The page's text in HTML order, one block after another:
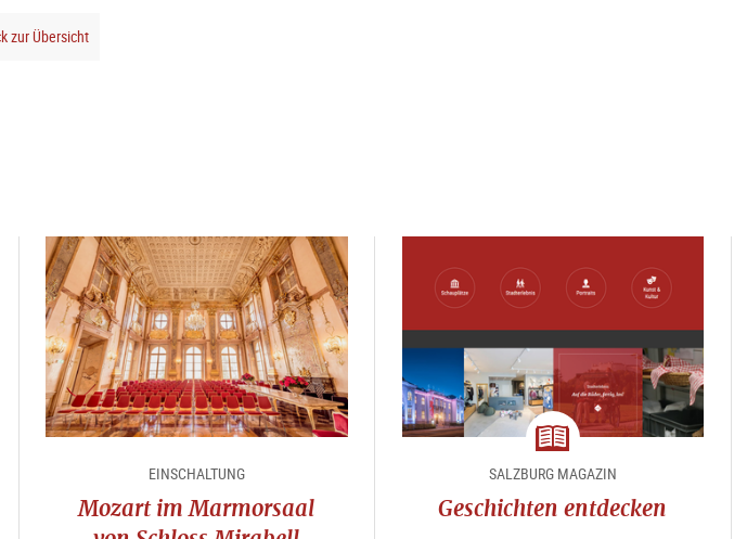
zur Übersicht
EINSCHALTUNG
Mozart im Marmorsaal
Magazin
SALZBURG MAGAZIN
Geschichten entdecken